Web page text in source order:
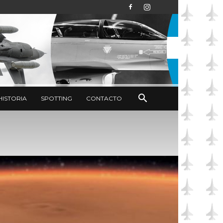
SPOTTING CONTACTO